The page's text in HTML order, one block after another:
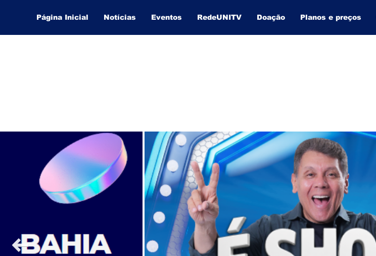
Página Inicial Notícias Eventos RedeUNITV Doação Planos e preços